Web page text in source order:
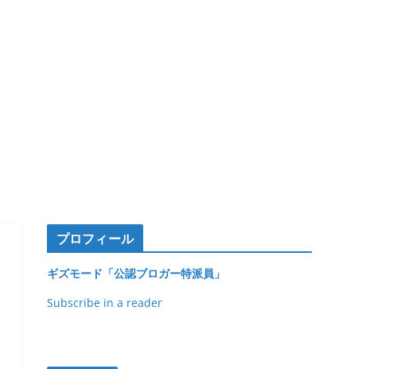
プロフィール
ギズモード「公認ブロガー特派員」
Subscribe in a reader